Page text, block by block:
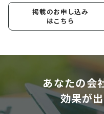
掲載のお申し込み
はこちら
あなたの会
効果が